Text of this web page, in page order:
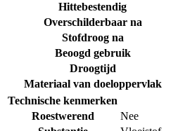
Hittebestendig
Overschilderbaar na
Stofdroog na
Beoogd gebruik
Droogtijd
Materiaal van doeloppervlak
Technische kenmerken
Roestwerend
Nee